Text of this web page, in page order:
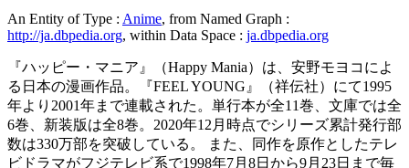
An Entity of Type : Anime, from Named Graph :
http://ja.dbpedia.org, within Data Space : ja.dbpedia.org
『ハッピー・マニア』（Happy Mania）は、安野モヨコによ
る日本の漫画作品。『FEEL YOUNG』（祥伝社）にて1995
年より2001年まで連載された。単行本が全11巻、文庫では全
6巻、新装版は全8巻。2020年12月時点でシリーズ累計発行部
数は330万部を突破している。 また、同作を原作としたテレ
ビドラマがフジテレビ系で1998年7月8日から9月23日まで毎